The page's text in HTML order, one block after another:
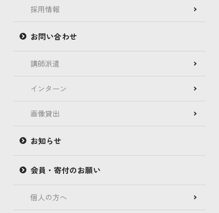
採用情報
お問い合わせ
講師派遣
インターン
画像貸出
お知らせ
会員・寄付のお願い
個人の方へ